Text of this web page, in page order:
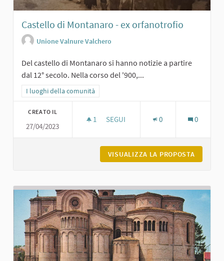
Castello di Montanaro - ex orfanotrofio
Unione Valnure Valchero
Del castello di Montanaro si hanno notizie a partire
dal 12° secolo. Nella corso del '900,...
Filtra i risultati per categoria: I luoghi della comunità
I luoghi della comunità
CREATO IL
27/04/2023
1 1 SOSTENITORI
SEGUI 0 0
VISUALIZZA LA PROPOSTA